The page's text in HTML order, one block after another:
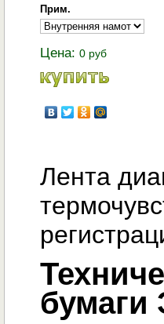
Прим.
Цена: 0 руб
Лента
бумаги